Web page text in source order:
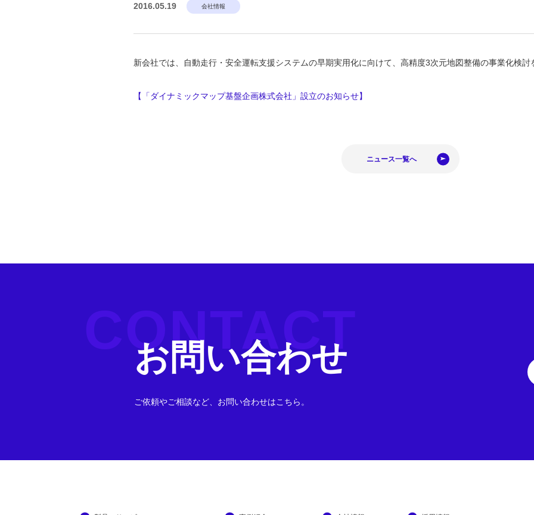
2016.05.19 会社情報
新会社では、自動走行・安全運転支援システムの早期実用化に向けて、高精度3次元地図整備の事業化検討
【「ダイナミックマップ基盤企画株式会社」設立のお知らせ】
ニュース一覧へ
CONTACT
お問い合わせ
ご依頼やご相談など、お問い合わせはこちら。